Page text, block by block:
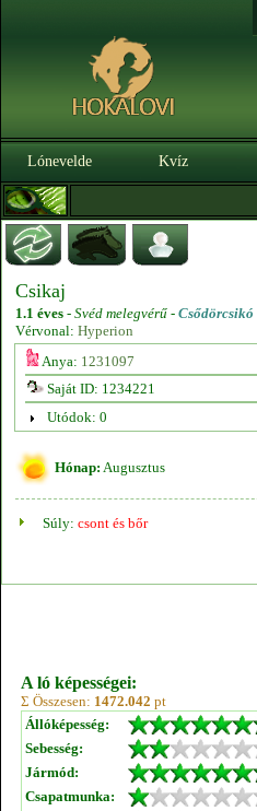
Lónevelde Kvíz
Csikaj
1.1 éves - Svéd melegvérű - Csődörcsikó
Vérvonal: Hyperion
Anya: 1231097
Saját ID: 1234221
Utódok: 0
Hónap: Augusztus
Súly: csont és bőr
A ló képességei:
Σ Összesen: 1472.042 pt
Állóképesség:
Sebesség:
Jármód:
Csapatmunka: